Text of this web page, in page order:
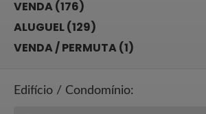
VENDA (176)
ALUGUEL (129)
VENDA / PERMUTA (1)
Edifício / Condomínio: